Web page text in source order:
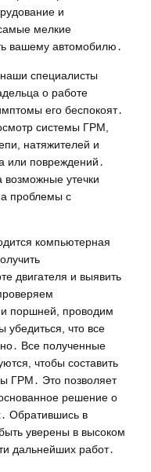
и
мелкие
вашему автомобилю․
специалисты
о работе
его беспокоят․
системы ГРМ,
натяжителей и
или повреждений․
утечки
проблемы с
компьютерная
двигателя и выявить
поршней, проводим
убедиться, что все
Все полученные
чтобы составить
ГРМ․ Это позволяет
решение о
Обратившись в
уверены в высоком
дальнейших работ․